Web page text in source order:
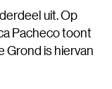
uit. Op
Pacheco toont
Grond is hiervan